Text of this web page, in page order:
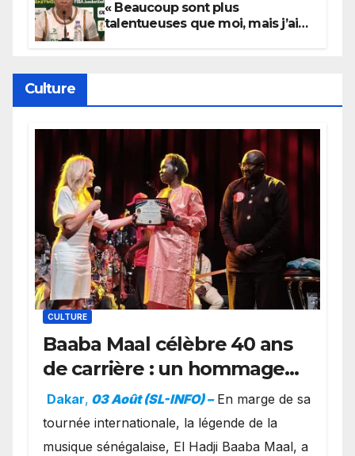
« Beaucoup sont plus
talentueuses que moi, mais j’ai
Culture
CULTURE
Baaba Maal célèbre 40 ans
de carrière : un hommage
exceptionnel à Oslo en
présence de la famille
royale.
Dakar, 03 Août (SL-INFO) – ​En marge de sa
tournée internationale, la légende de la
musique sénégalaise, El Hadji Baaba Maal, a